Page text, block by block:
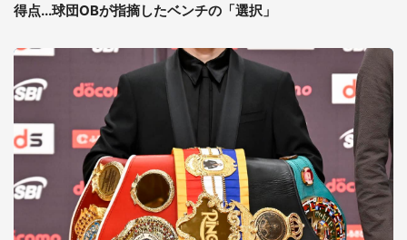
得点...球団OBが指摘したベンチの「選択」